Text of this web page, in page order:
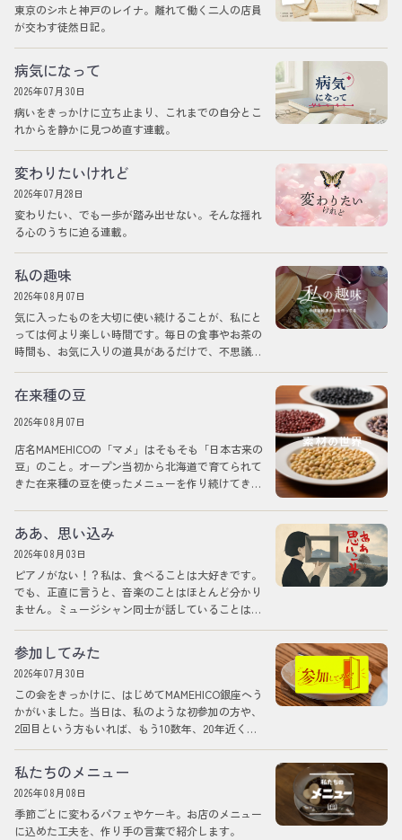
東京のシホと神戸のレイナ。離れて働く二人の店員
が交わす徒然日記。
病気になって
2026年07月30日
病いをきっかけに立ち止まり、これまでの自分とこ
れからを静かに見つめ直す連載。
変わりたいけれど
2026年07月28日
変わりたい、でも一歩が踏み出せない。そんな揺れ
る心のうちに迫る連載。
私の趣味
2026年08月07日
気に入ったものを大切に使い続けることが、私にと
っては何より楽しい時間です。毎日の食事やお茶の
時間も、お気に入りの道具があるだけで、不思議と
在来種の豆
2026年08月07日
店名MAMEHICOの「マメ」はそもそも「日本古来の
豆」のこと。オープン当初から北海道で育てられて
きた在来種の豆を使ったメニューを作り続けてきま
ああ、思い込み
2026年08月03日
ピアノがない！？私は、食べることは大好きです。
でも、正直に言うと、音楽のことはほとんど分かり
ません。ミュージシャン同士が話していることは、
参加してみた
2026年07月30日
この会をきっかけに、はじめてMAMEHICO銀座へう
かがいました。当日は、私のような初参加の方や、
2回目という方もいれば、もう10数年、20年近く
私たちのメニュー
2026年08月08日
季節ごとに変わるパフェやケーキ。お店のメニュー
に込めた工夫を、作り手の言葉で紹介します。